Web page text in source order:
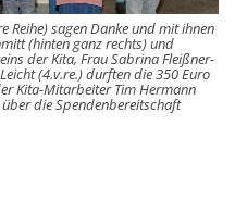
Reihe) sagen Danke und mit ihnen
(hinten ganz rechts) und
der Kita, Frau Sabrina Fleißner-
(4.v.re.) durften die 350 Euro
Kita-Mitarbeiter Tim Hermann
die Spendenbereitschaft